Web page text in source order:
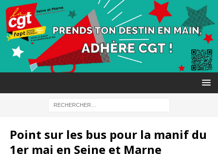
Point sur les bus pour la manif du
1er mai en Seine et Marne